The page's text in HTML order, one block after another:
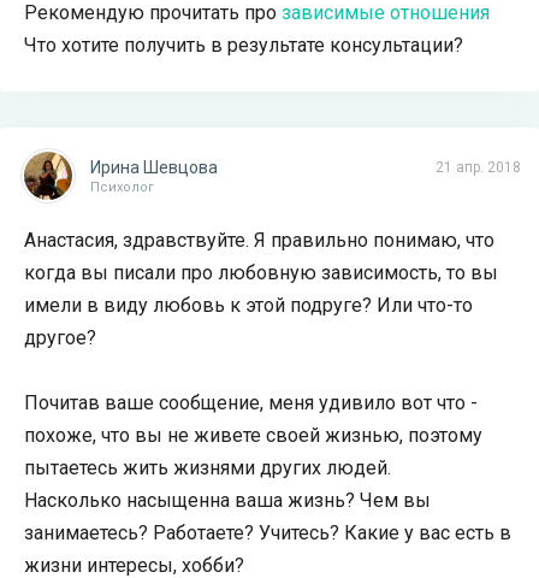
Рекомендую прочитать про зависимые отношения
Что хотите получить в результате консультации?
21 апр. 2018
Ирина Шевцова
Психолог
Анастасия, здравствуйте. Я правильно понимаю, что
когда вы писали про любовную зависимость, то вы
имели в виду любовь к этой подруге? Или что-то
другое?
Почитав ваше сообщение, меня удивило вот что -
похоже, что вы не живете своей жизнью, поэтому
пытаетесь жить жизнями других людей.
Насколько насыщенна ваша жизнь? Чем вы
занимаетесь? Работаете? Учитесь? Какие у вас есть в
жизни интересы, хобби?